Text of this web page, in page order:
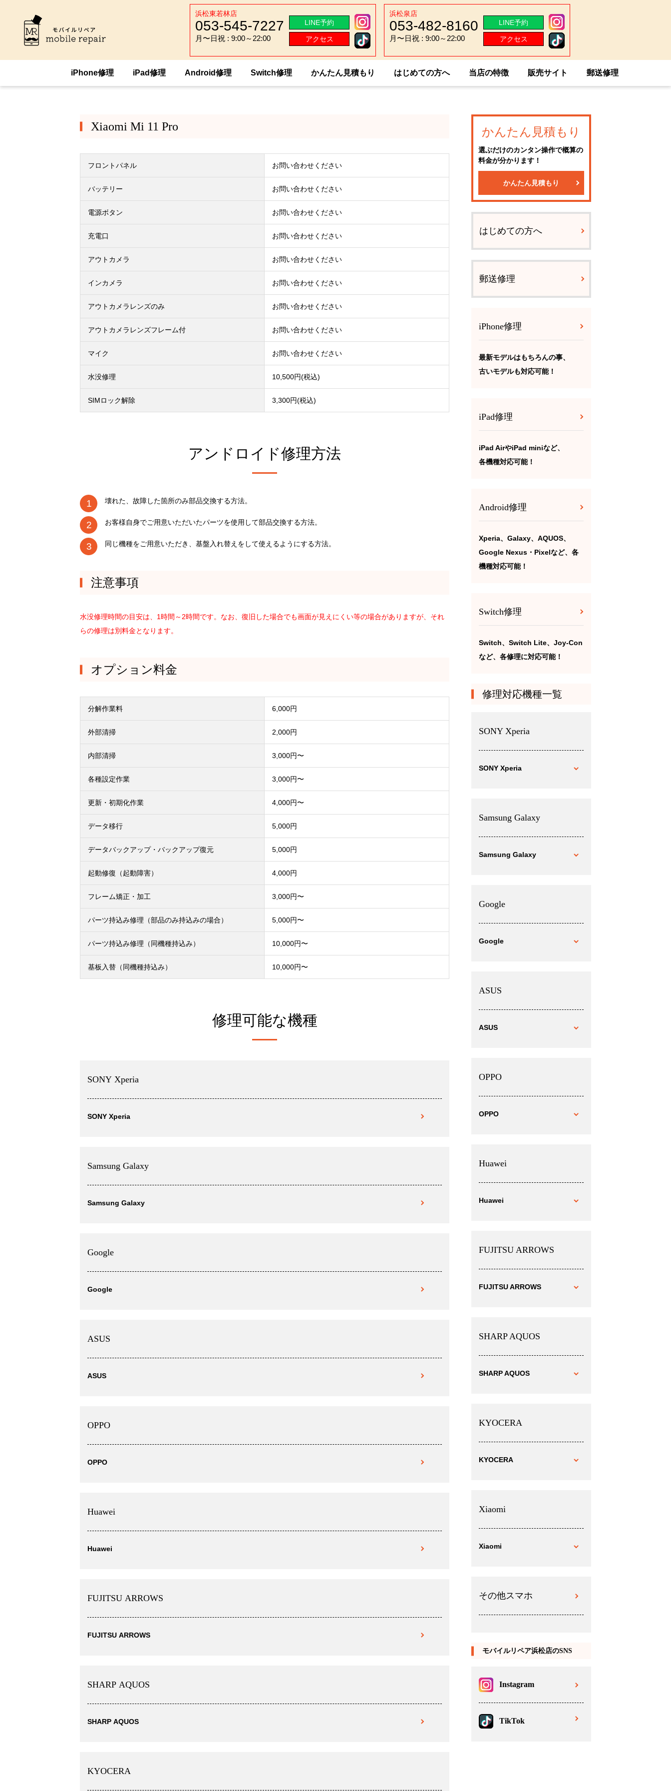
浜松東若林店
053-545-7227
月〜日祝 : 9:00～22:00
LINE予約
アクセス
浜松泉店
053-482-8160
月〜日祝 : 9:00～22:00
LINE予約
アクセス
iPhone修理 iPad修理 Android修理 Switch修理 かんたん見積もり はじめての方へ 当店の特徴 販売サイト 郵送修理
HOME Android修理 xiaomi Xiaomi Mi 11 Pro
Xiaomi Mi 11 Pro
フロントパネル お問い合わせください
バッテリー お問い合わせください
電源ボタン お問い合わせください
充電口 お問い合わせください
アウトカメラ お問い合わせください
インカメラ お問い合わせください
アウトカメラレンズのみ お問い合わせください
アウトカメラレンズフレーム付 お問い合わせください
マイク お問い合わせください
水没修理 10,500円(税込)
SIMロック解除 3,300円(税込)
アンドロイド修理方法
壊れた、故障した箇所のみ部品交換する方法。
お客様自身でご用意いただいたパーツを使用して部品交換する方法。
同じ機種をご用意いただき、基盤入れ替えをして使えるようにする方法。
注意事項
水没修理時間の目安は、1時間～2時間です。なお、復旧した場合でも画面が見えにくい等の場合がありますが、それ
らの修理は別料金となります。
オプション料金
分解作業料 6,000円
外部清掃 2,000円
内部清掃 3,000円〜
各種設定作業 3,000円〜
更新・初期化作業 4,000円〜
データ移行 5,000円
データバックアップ・バックアップ復元 5,000円
起動修復（起動障害） 4,000円
フレーム矯正・加工 3,000円〜
パーツ持込み修理（部品のみ持込みの場合） 5,000円〜
パーツ持込み修理（同機種持込み） 10,000円〜
基板入替（同機種持込み） 10,000円〜
修理可能な機種
SONY Xperia
SONY Xperia
Samsung Galaxy
Samsung Galaxy
Google
Google
ASUS
ASUS
OPPO
OPPO
Huawei
Huawei
FUJITSU ARROWS
FUJITSU ARROWS
SHARP AQUOS
SHARP AQUOS
KYOCERA
かんたん見積もり
選ぶだけのカンタン操作で概算の
料金が分かります！
かんたん見積もり
はじめての方へ
郵送修理
iPhone修理
最新モデルはもちろんの事、
古いモデルも対応可能！
iPad修理
iPad AirやiPad miniなど、
各機種対応可能！
Android修理
Xperia、Galaxy、AQUOS、
Google Nexus・Pixelなど、各
機種対応可能！
Switch修理
Switch、Switch Lite、Joy-Con
など、各修理に対応可能！
修理対応機種一覧
SONY Xperia
SONY Xperia
Samsung Galaxy
Samsung Galaxy
Google
Google
ASUS
ASUS
OPPO
OPPO
Huawei
Huawei
FUJITSU ARROWS
FUJITSU ARROWS
SHARP AQUOS
SHARP AQUOS
KYOCERA
KYOCERA
Xiaomi
Xiaomi
その他スマホ
モバイルリペア浜松店のSNS
Instagram
TikTok